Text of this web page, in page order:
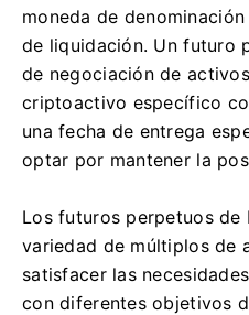
moneda de
de liquidación. Un futuro
de negociación de
criptoactivo específico
una fecha de entrega
optar por mantener la
Los futuros perpetuos de
variedad de múltiplos de
satisfacer las
con diferentes objetivos